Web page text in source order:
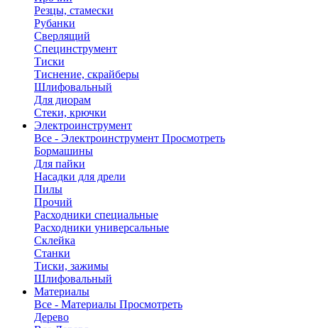
Резцы, стамески
Рубанки
Сверлящий
Специнструмент
Тиски
Тиснение, скрайберы
Шлифовальный
Для диорам
Стеки, крючки
Электроинструмент
Все - Электроинструмент Просмотреть
Бормашины
Для пайки
Насадки для дрели
Пилы
Прочий
Расходники специальные
Расходники универсальные
Склейка
Станки
Тиски, зажимы
Шлифовальный
Материалы
Все - Материалы Просмотреть
Дерево